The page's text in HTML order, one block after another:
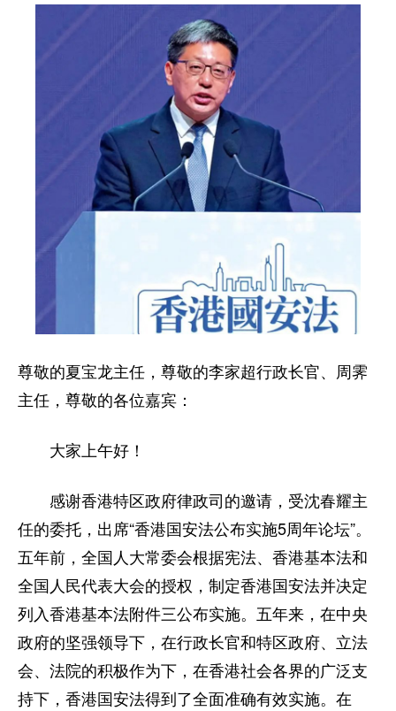
尊敬的夏宝龙主任，尊敬的李家超行政长官、周霁
主任，尊敬的各位嘉宾：
大家上午好！
感谢香港特区政府律政司的邀请，受沈春耀主
任的委托，出席“香港国安法公布实施5周年论坛”。
五年前，全国人大常委会根据宪法、香港基本法和
全国人民代表大会的授权，制定香港国安法并决定
列入香港基本法附件三公布实施。五年来，在中央
政府的坚强领导下，在行政长官和特区政府、立法
会、法院的积极作为下，在香港社会各界的广泛支
持下，香港国安法得到了全面准确有效实施。在